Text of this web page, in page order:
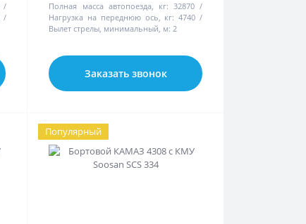
Полная масса автопоезда, кг: 32870
Нагрузка на переднюю ось, кг: 4740
Вылет стрелы, минимальный, м: 2
Заказать звонок
Популярный